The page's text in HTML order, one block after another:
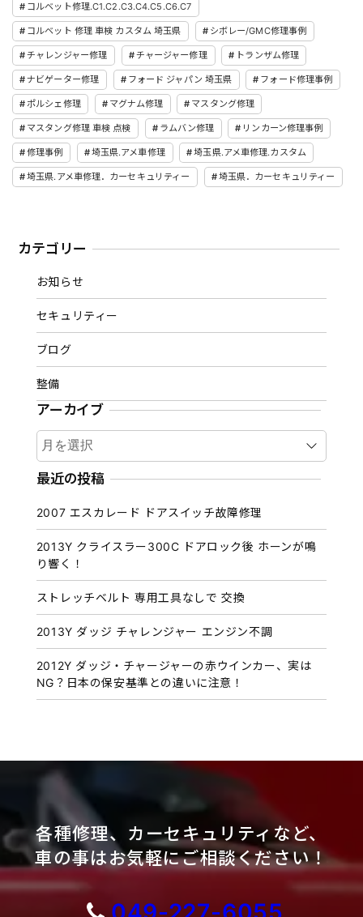
コルベット修理.C1.C2.C3.C4.C5.C6.C7
コルベット 修理 車検 カスタム 埼玉県 シボレー/GMC修理事例
チャレンジャー修理 チャージャー修理 トランザム修理
ナビゲーター修理 フォード ジャパン 埼玉県 フォード修理事例
ポルシェ修理 マグナム修理 マスタング修理
マスタング修理 車検 点検 ラムバン修理 リンカーン修理事例
修理事例 埼玉県.アメ車修理 埼玉県.アメ車修理.カスタム
埼玉県.アメ車修理．カーセキュリティー 埼玉県．カーセキュリティー
カテゴリー
お知らせ
セキュリティー
ブログ
整備
アーカイブ
ア
ー
カ
ブ
最近の投稿
2007 エスカレード ドアスイッチ故障修理
2013Y クライスラー300C ドアロック後 ホーンが鳴
り響く！
ストレッチベルト 専用工具なしで 交換
2013Y ダッジ チャレンジャー エンジン不調
2012Y ダッジ・チャージャーの赤ウインカー、実は
NG？日本の保安基準との違いに注意！
各種修理、カーセキュリティなど、
車の事はお気軽にご相談ください！